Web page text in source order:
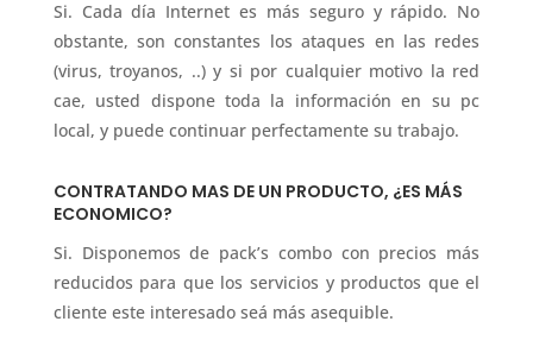
Si. Cada día Internet es más seguro y rápido. No
obstante, son constantes los ataques en las redes
(virus, troyanos, ..) y si por cualquier motivo la red
cae, usted dispone toda la información en su pc
local, y puede continuar perfectamente su trabajo.
CONTRATANDO MAS DE UN PRODUCTO, ¿ES MÁS
ECONOMICO?
Si. Disponemos de pack’s combo con precios más
reducidos para que los servicios y productos que el
cliente este interesado seá más asequible.